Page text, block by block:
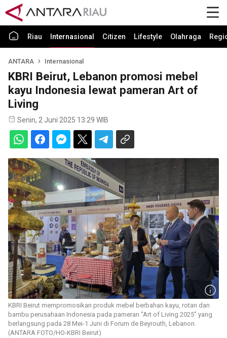
Riau Internasional Citizen Lifestyle Olahraga
ANTARA Internasional
KBRI Beirut, Lebanon promosi mebel
kayu Indonesia lewat pameran Art of
Living
Senin, 2 Juni 2025 13:29 WIB
KBRI Beirut mempromosikan produk mebel berbahan kayu, rotan dan
bambu perusahaan Indonesia pada pameran "Art of Living 2025" yang
berlangsung pada 28 Mei-1 Juni di Forum de Beyrouth, Lebanon.
(ANTARA FOTO/HO-KBRI Beirut)